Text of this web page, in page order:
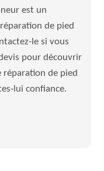
est un
de pied
le si vous
pour découvrir
réparation de pied
lui confiance.